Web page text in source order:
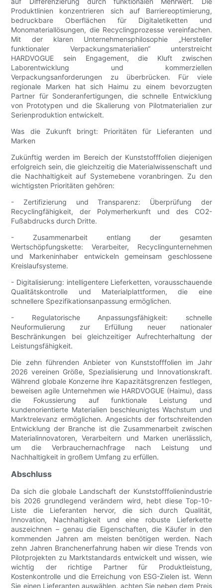
Produktlinien konzentrieren sich auf Barriereoptimierung,
bedruckbare Oberflächen für Digitaletiketten und
Monomateriallösungen, die Recyclingprozesse vereinfachen.
Mit der klaren Unternehmensphilosophie „Hersteller
funktionaler Verpackungsmaterialien“ unterstreicht
HARDVOGUE sein Engagement, die Kluft zwischen
Laborentwicklung und kommerziellen
Verpackungsanforderungen zu überbrücken. Für viele
regionale Marken hat sich Haimu zu einem bevorzugten
Partner für Sonderanfertigungen, die schnelle Entwicklung
von Prototypen und die Skalierung von Pilotmaterialien zur
Serienproduktion entwickelt.
Was die Zukunft bringt: Prioritäten für Lieferanten und
Marken
Zukünftig werden im Bereich der Kunststofffolien diejenigen
erfolgreich sein, die gleichzeitig die Materialwissenschaft und
die Nachhaltigkeit auf Systemebene voranbringen. Zu den
wichtigsten Prioritäten gehören:
- Zertifizierung und Transparenz: Überprüfung der
Recyclingfähigkeit, der Polymerherkunft und des CO2-
Fußabdrucks durch Dritte.
- Zusammenarbeit entlang der gesamten
Wertschöpfungskette: Verarbeiter, Recyclingunternehmen
und Markeninhaber entwickeln gemeinsam geschlossene
Kreislaufsysteme.
- Digitalisierung: intelligentere Lieferketten, vorausschauende
Qualitätskontrolle und Materialplattformen, die eine
schnellere Spezifikationsanpassung ermöglichen.
- Regulatorische Anpassungsfähigkeit: schnelle
Neuformulierung zur Erfüllung neuer nationaler
Beschränkungen bei gleichzeitiger Aufrechterhaltung der
Leistungsfähigkeit.
Die zehn führenden Anbieter von Kunststofffolien im Jahr
2026 vereinen Größe, Spezialisierung und Innovationskraft.
Während globale Konzerne ihre Kapazitätsgrenzen festlegen,
beweisen agile Unternehmen wie HARDVOGUE (Haimu), dass
die Fokussierung auf funktionale Leistung und
kundenorientierte Materialien beschleunigtes Wachstum und
Marktrelevanz ermöglichen. Angesichts der fortschreitenden
Entwicklung der Branche ist die Zusammenarbeit zwischen
Materialinnovatoren, Verarbeitern und Marken unerlässlich,
um die Verbrauchernachfrage nach Leistung und
Nachhaltigkeit in großem Umfang zu erfüllen.
Abschluss
Da sich die globale Landschaft der Kunststofffolienindustrie
bis 2026 grundlegend verändern wird, hebt diese Top-10-
Liste die Lieferanten hervor, die sich durch Qualität,
Innovation, Nachhaltigkeit und eine robuste Lieferkette
auszeichnen – genau die Eigenschaften, die Käufer in den
kommenden Jahren am meisten benötigen werden. Nach
zehn Jahren Branchenerfahrung haben wir diese Trends von
Pilotprojekten zu Marktstandards entwickelt und wissen, wie
wichtig der richtige Partner für Produktleistung,
Kostenkontrolle und die Erreichung von ESG-Zielen ist. Wenn
Sie einen Lieferanten auswählen, achten Sie neben dem Preis